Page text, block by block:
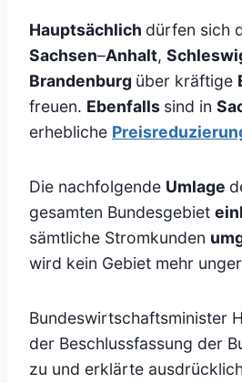
Hauptsächlich dürfen sich
Sachsen–Anhalt,
Brandenburg über kräftige
freuen. Ebenfalls sind in
erhebliche
Die nachfolgende Umlage
gesamten Bundesgebiet
sämtliche Stromkunden
wird kein Gebiet mehr
Bundeswirtschaftsminister
der Beschlussfassung der
zu und erklärte